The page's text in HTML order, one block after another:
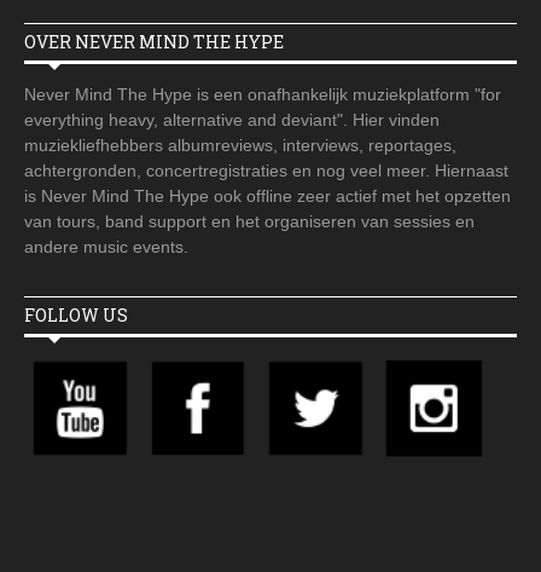
OVER NEVER MIND THE HYPE
Never Mind The Hype is een onafhankelijk muziekplatform "for
everything heavy, alternative and deviant". Hier vinden
muziekliefhebbers albumreviews, interviews, reportages,
achtergronden, concertregistraties en nog veel meer. Hiernaast
is Never Mind The Hype ook offline zeer actief met het opzetten
van tours, band support en het organiseren van sessies en
andere music events.
FOLLOW US